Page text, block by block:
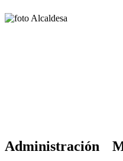
Administración